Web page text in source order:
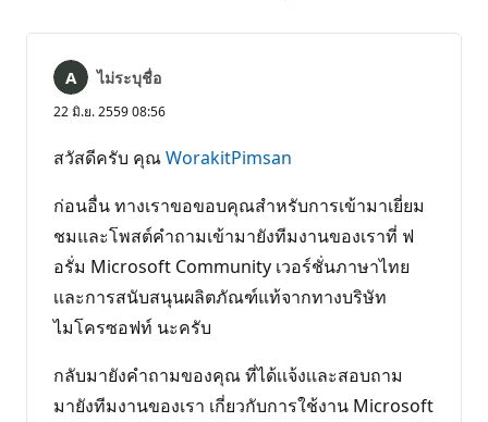
ไม่ระบุชื่อ
22 มิ.ย. 2559 08:56
สวัสดีครับ คุณWorakitPimsan
ก่อนอื่น ทางเราขอขอบคุณสำหรับการเข้ามาเยี่ยม
ชมและโพสต์คำถามเข้ามายังทีมงานของเราที่ ฟ
อรั่ม Microsoft Community เวอร์ชั่นภาษาไทย
เเละการสนับสนุนผลิตภัณฑ์แท้จากทางบริษัท
ไมโครซอฟท์ นะครับ
กลับมายังคำถามของคุณ ที่ได้เเจ้งเเละสอบถาม
มายังทีมงานของเรา เกี่ยวกับการใช้งาน Microsoft